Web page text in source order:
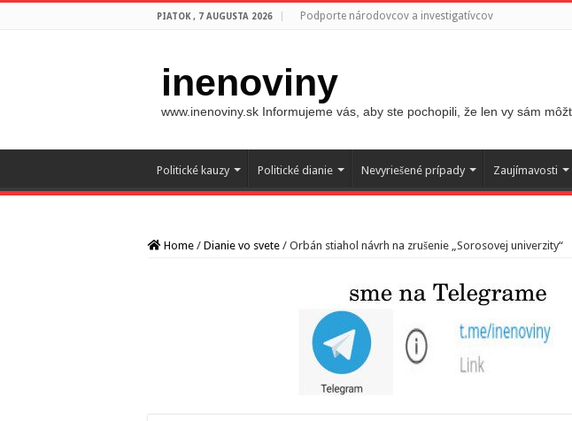
PIATOK , 7 AUGUSTA 2026 Podporte národovcov a investigatívcov
inenoviny
www.inenoviny.sk Informujeme vás, aby ste pochopili, že len vy sám
Politické kauzy Politické dianie Nevyriešené prípady Zaujímavosti
Home / Dianie vo svete / Orbán stiahol návrh na zrušenie „Sorosovej univerzity“